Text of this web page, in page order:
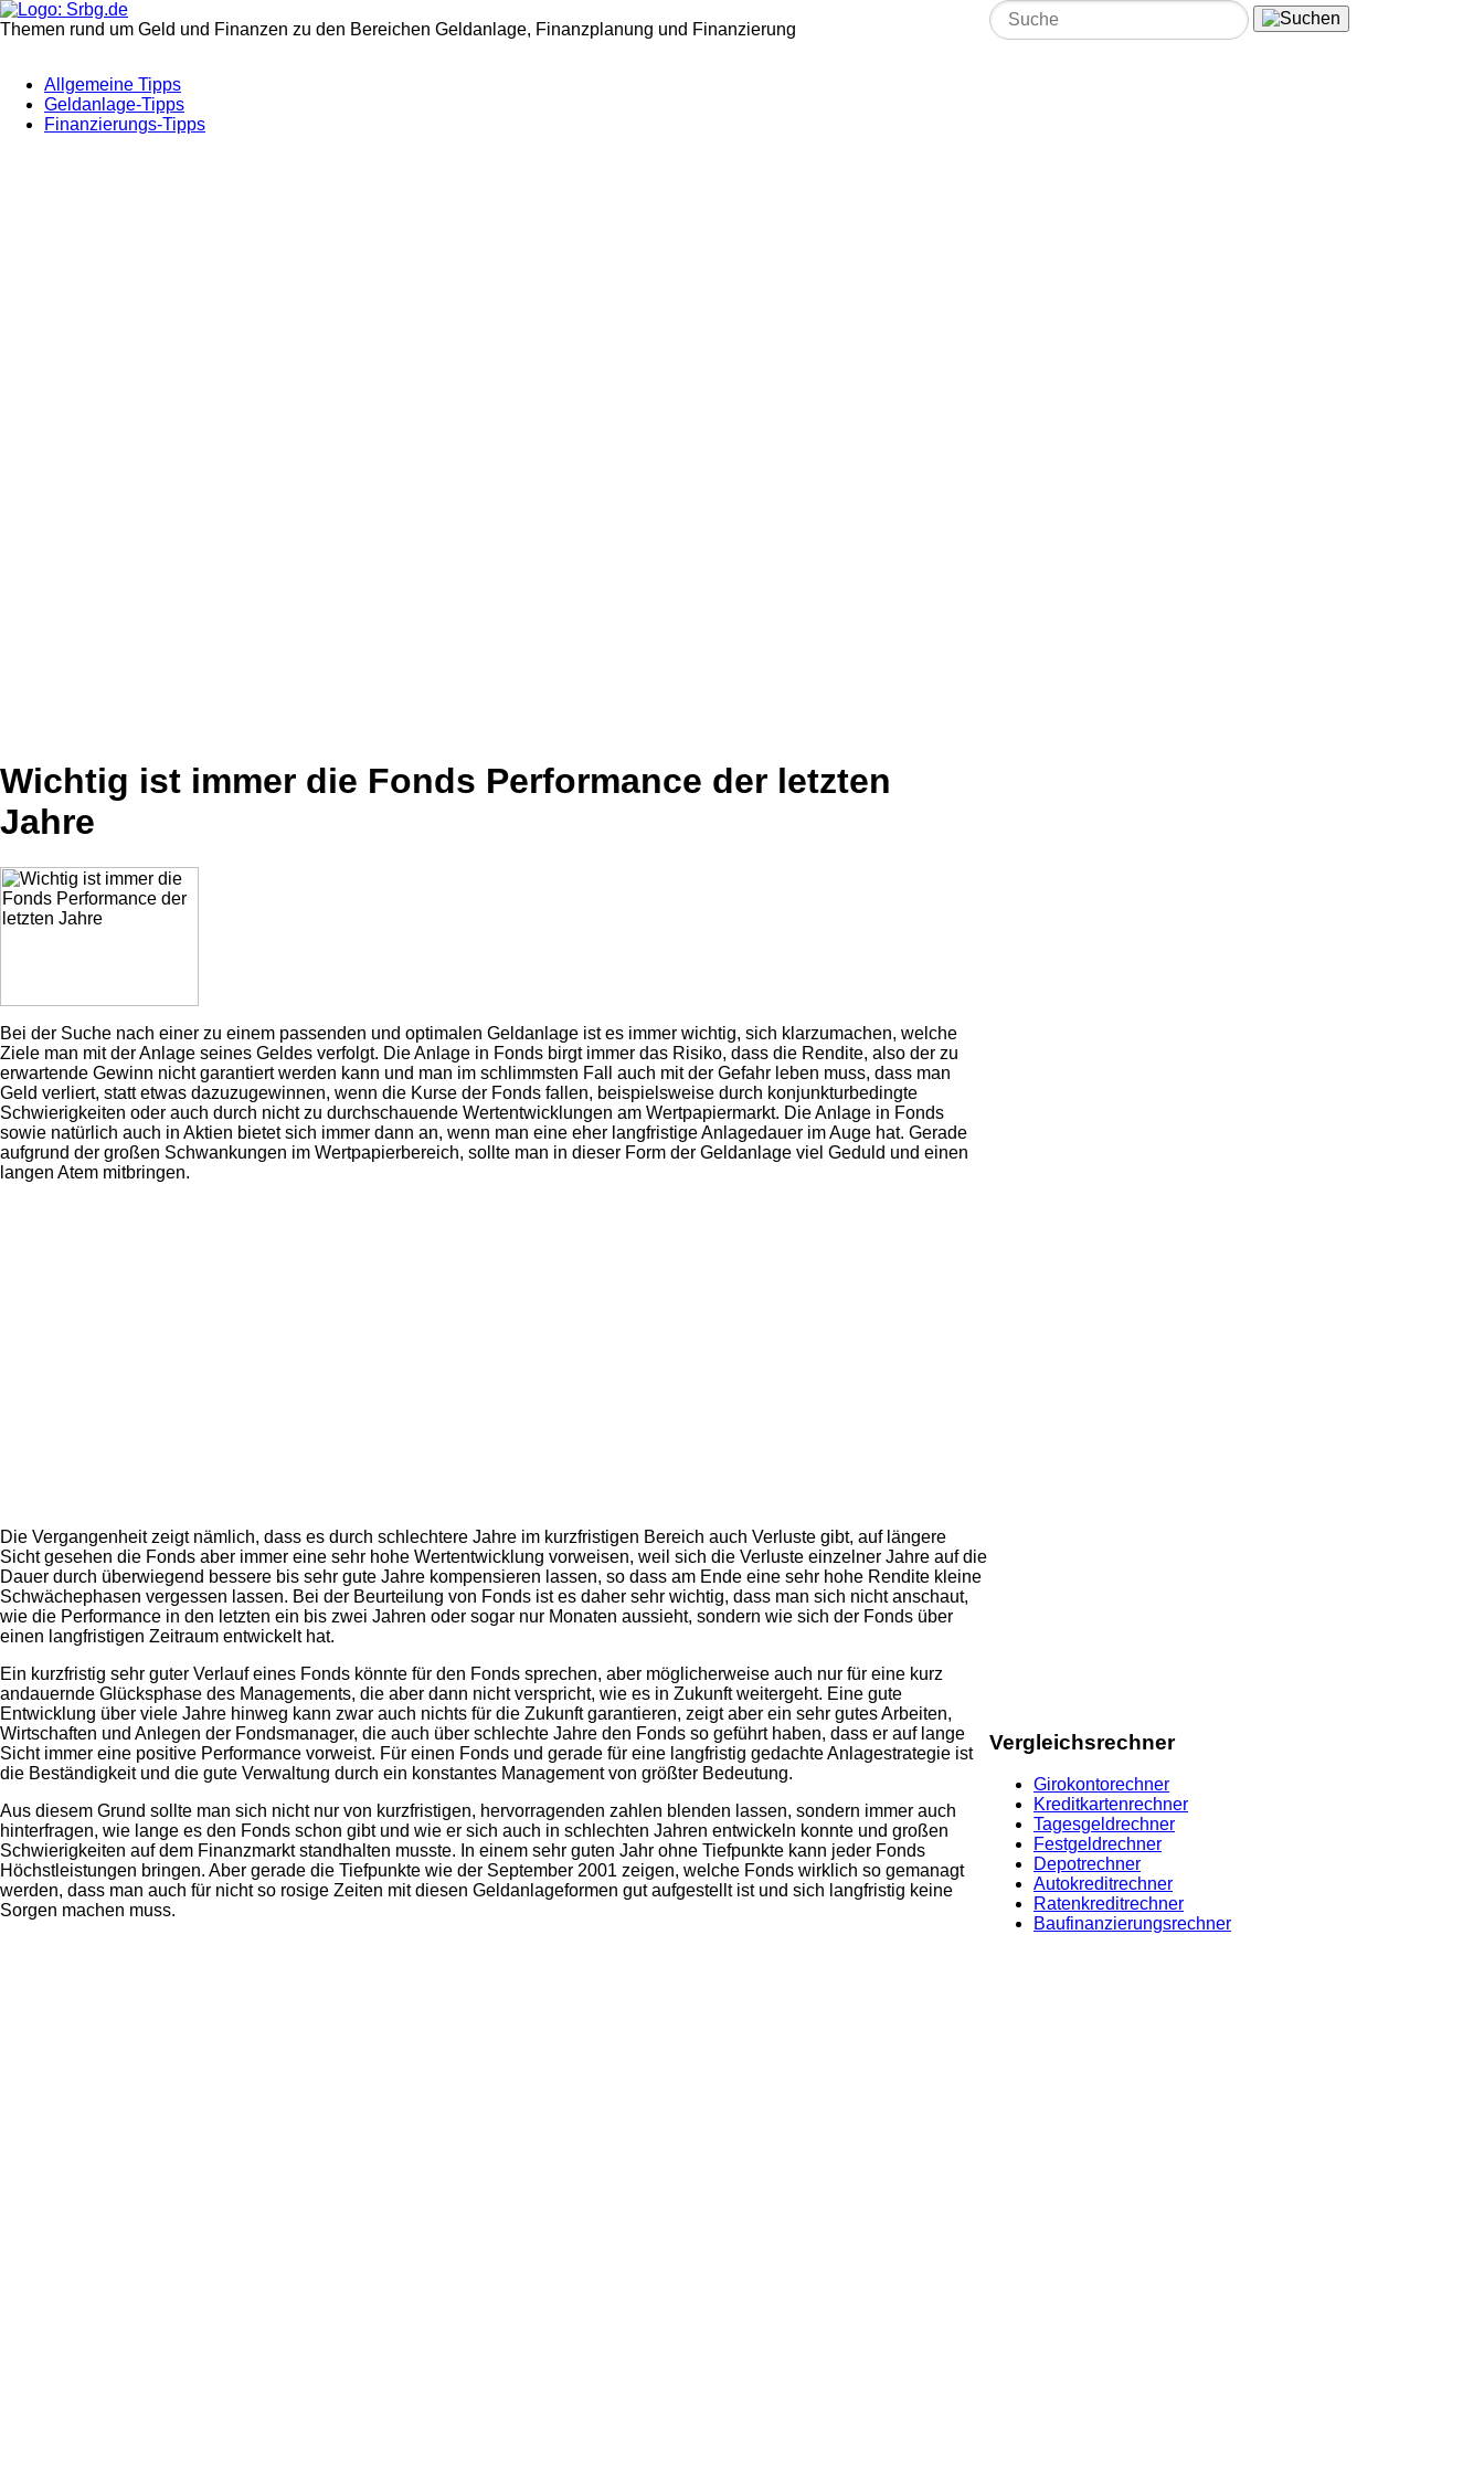
Themen rund um Geld und Finanzen zu den Bereichen Geldanlage, Finanzplanung und Finanzierung
Allgemeine Tipps
Geldanlage-Tipps
Finanzierungs-Tipps
Wichtig ist immer die Fonds Performance der letzten
Jahre
Bei der Suche nach einer zu einem passenden und optimalen Geldanlage ist es immer wichtig, sich klarzumachen, welche
Ziele man mit der Anlage seines Geldes verfolgt. Die Anlage in Fonds birgt immer das Risiko, dass die Rendite, also der zu
erwartende Gewinn nicht garantiert werden kann und man im schlimmsten Fall auch mit der Gefahr leben muss, dass man
Geld verliert, statt etwas dazuzugewinnen, wenn die Kurse der Fonds fallen, beispielsweise durch konjunkturbedingte
Schwierigkeiten oder auch durch nicht zu durchschauende Wertentwicklungen am Wertpapiermarkt. Die Anlage in Fonds
sowie natürlich auch in Aktien bietet sich immer dann an, wenn man eine eher langfristige Anlagedauer im Auge hat. Gerade
aufgrund der großen Schwankungen im Wertpapierbereich, sollte man in dieser Form der Geldanlage viel Geduld und einen
langen Atem mitbringen.
Die Vergangenheit zeigt nämlich, dass es durch schlechtere Jahre im kurzfristigen Bereich auch Verluste gibt, auf längere
Sicht gesehen die Fonds aber immer eine sehr hohe Wertentwicklung vorweisen, weil sich die Verluste einzelner Jahre auf die
Dauer durch überwiegend bessere bis sehr gute Jahre kompensieren lassen, so dass am Ende eine sehr hohe Rendite kleine
Schwächephasen vergessen lassen. Bei der Beurteilung von Fonds ist es daher sehr wichtig, dass man sich nicht anschaut,
wie die Performance in den letzten ein bis zwei Jahren oder sogar nur Monaten aussieht, sondern wie sich der Fonds über
einen langfristigen Zeitraum entwickelt hat.
Ein kurzfristig sehr guter Verlauf eines Fonds könnte für den Fonds sprechen, aber möglicherweise auch nur für eine kurz
andauernde Glücksphase des Managements, die aber dann nicht verspricht, wie es in Zukunft weitergeht. Eine gute
Entwicklung über viele Jahre hinweg kann zwar auch nichts für die Zukunft garantieren, zeigt aber ein sehr gutes Arbeiten,
Wirtschaften und Anlegen der Fondsmanager, die auch über schlechte Jahre den Fonds so geführt haben, dass er auf lange
Sicht immer eine positive Performance vorweist. Für einen Fonds und gerade für eine langfristig gedachte Anlagestrategie ist
die Beständigkeit und die gute Verwaltung durch ein konstantes Management von größter Bedeutung.
Aus diesem Grund sollte man sich nicht nur von kurzfristigen, hervorragenden zahlen blenden lassen, sondern immer auch
hinterfragen, wie lange es den Fonds schon gibt und wie er sich auch in schlechten Jahren entwickeln konnte und großen
Schwierigkeiten auf dem Finanzmarkt standhalten musste. In einem sehr guten Jahr ohne Tiefpunkte kann jeder Fonds
Höchstleistungen bringen. Aber gerade die Tiefpunkte wie der September 2001 zeigen, welche Fonds wirklich so gemanagt
werden, dass man auch für nicht so rosige Zeiten mit diesen Geldanlageformen gut aufgestellt ist und sich langfristig keine
Sorgen machen muss.
Vergleichsrechner
Girokontorechner
Kreditkartenrechner
Tagesgeldrechner
Festgeldrechner
Depotrechner
Autokreditrechner
Ratenkreditrechner
Baufinanzierungsrechner